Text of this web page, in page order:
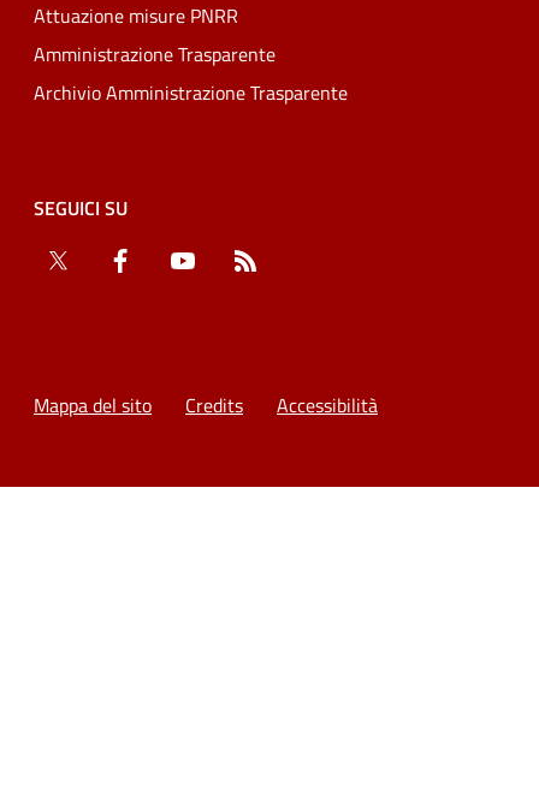
Attuazione misure PNRR
Amministrazione Trasparente
Archivio Amministrazione Trasparente
SEGUICI SU
Twitter
Facebook YouTube
Mappa del sito Credits Accessibilità